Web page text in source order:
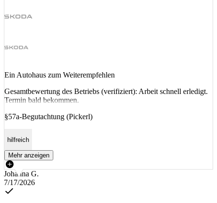
Ein Autohaus zum Weiterempfehlen
Gesamtbewertung des Betriebs (verifiziert): Arbeit schnell erledigt.
Termin bald bekommen.
§57a-Begutachtung (Pickerl)
hilfreich
Mehr anzeigen
Johanna G.
7/17/2026